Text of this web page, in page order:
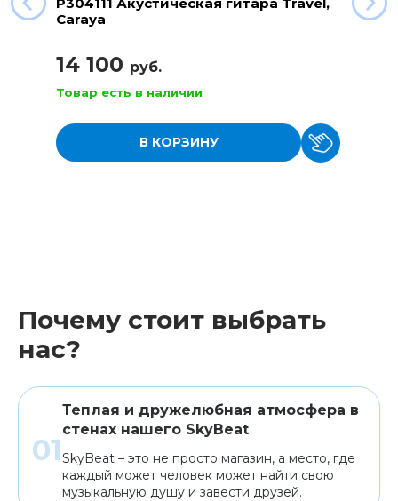
Caraya
14 100 руб.
Товар есть в наличии
В КОРЗИНУ
Почему стоит выбрать
нас?
Теплая и дружелюбная атмосфера в
стенах нашего SkyBeat
SkyBeat – это не просто магазин, а место, где
каждый может человек может найти свою
музыкальную душу и завести друзей.